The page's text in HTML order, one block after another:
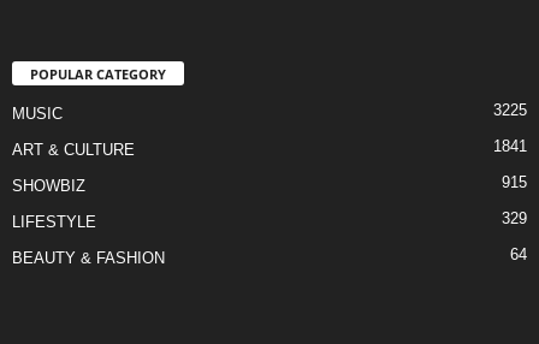
POPULAR CATEGORY
MUSIC 3225
ART & CULTURE 1841
SHOWBIZ 915
LIFESTYLE 329
BEAUTY & FASHION 64